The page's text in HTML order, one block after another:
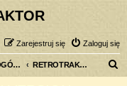
Zaloguj się
Zarejestruj się
FORUM OGÓLNE RETROTRAKTOR - ENGLISH VERSION